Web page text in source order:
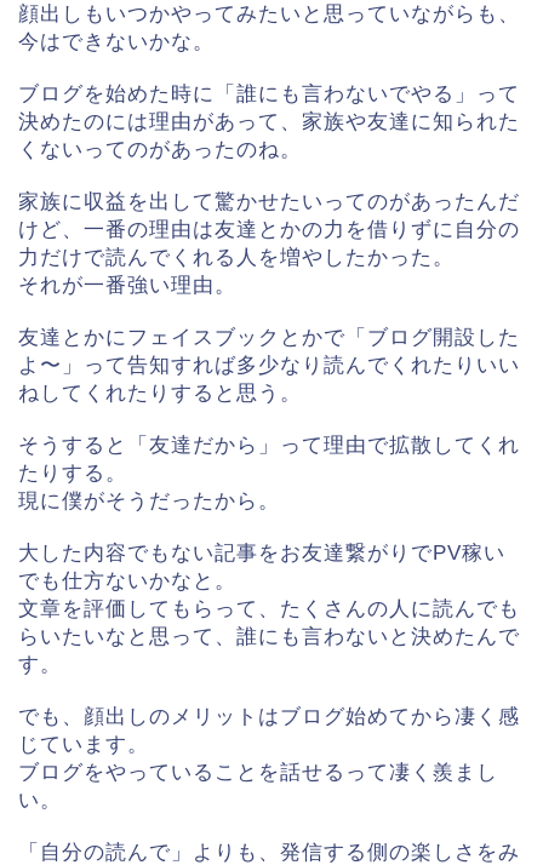
顔出しもいつかやってみたいと思っていながらも、
今はできないかな。
ブログを始めた時に「誰にも言わないでやる」って
決めたのには理由があって、家族や友達に知られた
くないってのがあったのね。
家族に収益を出して驚かせたいってのがあったんだ
けど、一番の理由は友達とかの力を借りずに自分の
力だけで読んでくれる人を増やしたかった。
それが一番強い理由。
友達とかにフェイスブックとかで「ブログ開設した
よ〜」って告知すれば多少なり読んでくれたりいい
ねしてくれたりすると思う。
そうすると「友達だから」って理由で拡散してくれ
たりする。
現に僕がそうだったから。
大した内容でもない記事をお友達繋がりでPV稼い
でも仕方ないかなと。
文章を評価してもらって、たくさんの人に読んでも
らいたいなと思って、誰にも言わないと決めたんで
す。
でも、顔出しのメリットはブログ始めてから凄く感
じています。
ブログをやっていることを話せるって凄く羨まし
い。
「自分の読んで」よりも、発信する側の楽しさをみ